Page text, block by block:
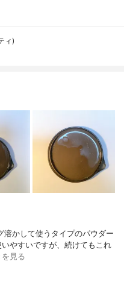
ィ)
溶かして使うタイプのパウダー
やすいですが、続けてもこれ
見る